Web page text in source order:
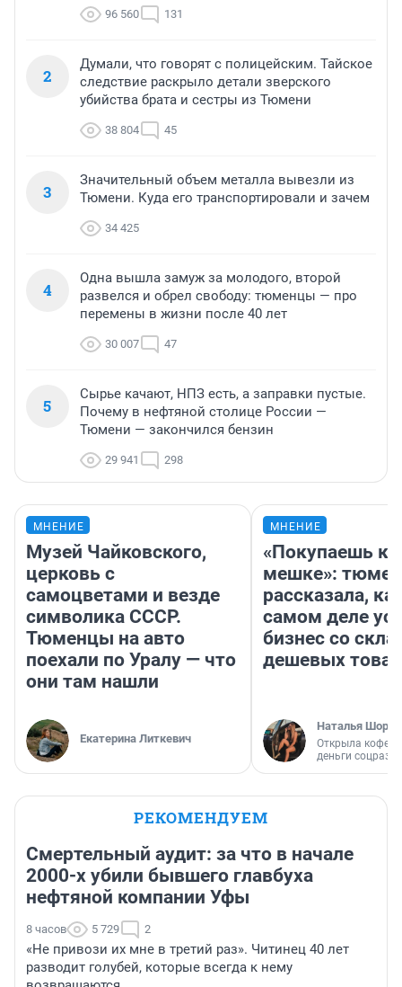
96 560 131
2
Думали, что говорят с полицейским. Тайское
следствие раскрыло детали зверского
убийства брата и сестры из Тюмени
38 804 45
3
Значительный объем металла вывезли из
Тюмени. Куда его транспортировали и зачем
34 425
4
Одна вышла замуж за молодого, второй
развелся и обрел свободу: тюменцы — про
перемены в жизни после 40 лет
30 007 47
5
Сырье качают, НПЗ есть, а заправки пустые.
Почему в нефтяной столице России —
Тюмени — закончился бензин
29 941 298
МНЕНИЕ
Музей Чайковского,
церковь с
самоцветами и везде
символика СССР.
Тюменцы на авто
поехали по Уралу — что
они там нашли
Екатерина Литкевич
МНЕНИЕ
«Покупаешь
мешке»:
рассказала,
самом деле
бизнес со
дешевых
Наталья
Открыла
деньги
РЕКОМЕНДУЕМ
Смертельный аудит: за что в начале
2000-х убили бывшего главбуха
нефтяной компании Уфы
8 часов 5 729 2
«Не привози их мне в третий раз». Читинец 40 лет
разводит голубей, которые всегда к нему